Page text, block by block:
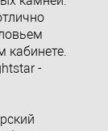
кабинете.
-